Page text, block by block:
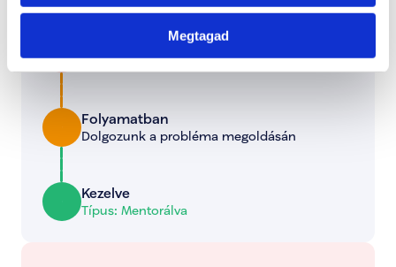
Megtagad
melyik szakaszban tart.
2026. június 24., szerda
Folyamatban
Dolgozunk a probléma megoldásán
Kezelve
Típus: Mentorálva